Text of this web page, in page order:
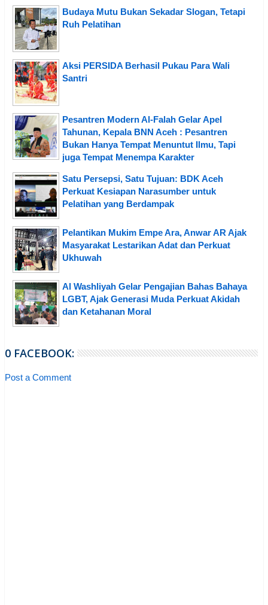
Budaya Mutu Bukan Sekadar Slogan, Tetapi
Ruh Pelatihan
Aksi PERSIDA Berhasil Pukau Para Wali
Santri
Pesantren Modern Al-Falah Gelar Apel
Tahunan, Kepala BNN Aceh : Pesantren
Bukan Hanya Tempat Menuntut Ilmu, Tapi
juga Tempat Menempa Karakter
Satu Persepsi, Satu Tujuan: BDK Aceh
Perkuat Kesiapan Narasumber untuk
Pelatihan yang Berdampak
Pelantikan Mukim Empe Ara, Anwar AR Ajak
Masyarakat Lestarikan Adat dan Perkuat
Ukhuwah
Al Washliyah Gelar Pengajian Bahas Bahaya
LGBT, Ajak Generasi Muda Perkuat Akidah
dan Ketahanan Moral
0 FACEBOOK:
Post a Comment